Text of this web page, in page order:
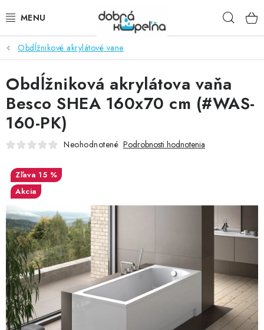
na
SPRCHOVÉ KÚTY
SPRCHOVÉ DVERE
BATÉRIE
VANE
KÚPEĽŇOVÝ NÁBYTOK
SANITA
VÝPREDAJ
PRÍSLUŠENSTVO K SPRCHOVÝM KÚTOM A
NÁHRADNÉ DIELY
Obdĺžnikové akrylátové vane
Obdĺžniková akrylátova vaňa
Besco SHEA 160x70 cm (#WAS-
160-PK)
Neohodnotené Podrobnosti hodnotenia
15 %
Akcia